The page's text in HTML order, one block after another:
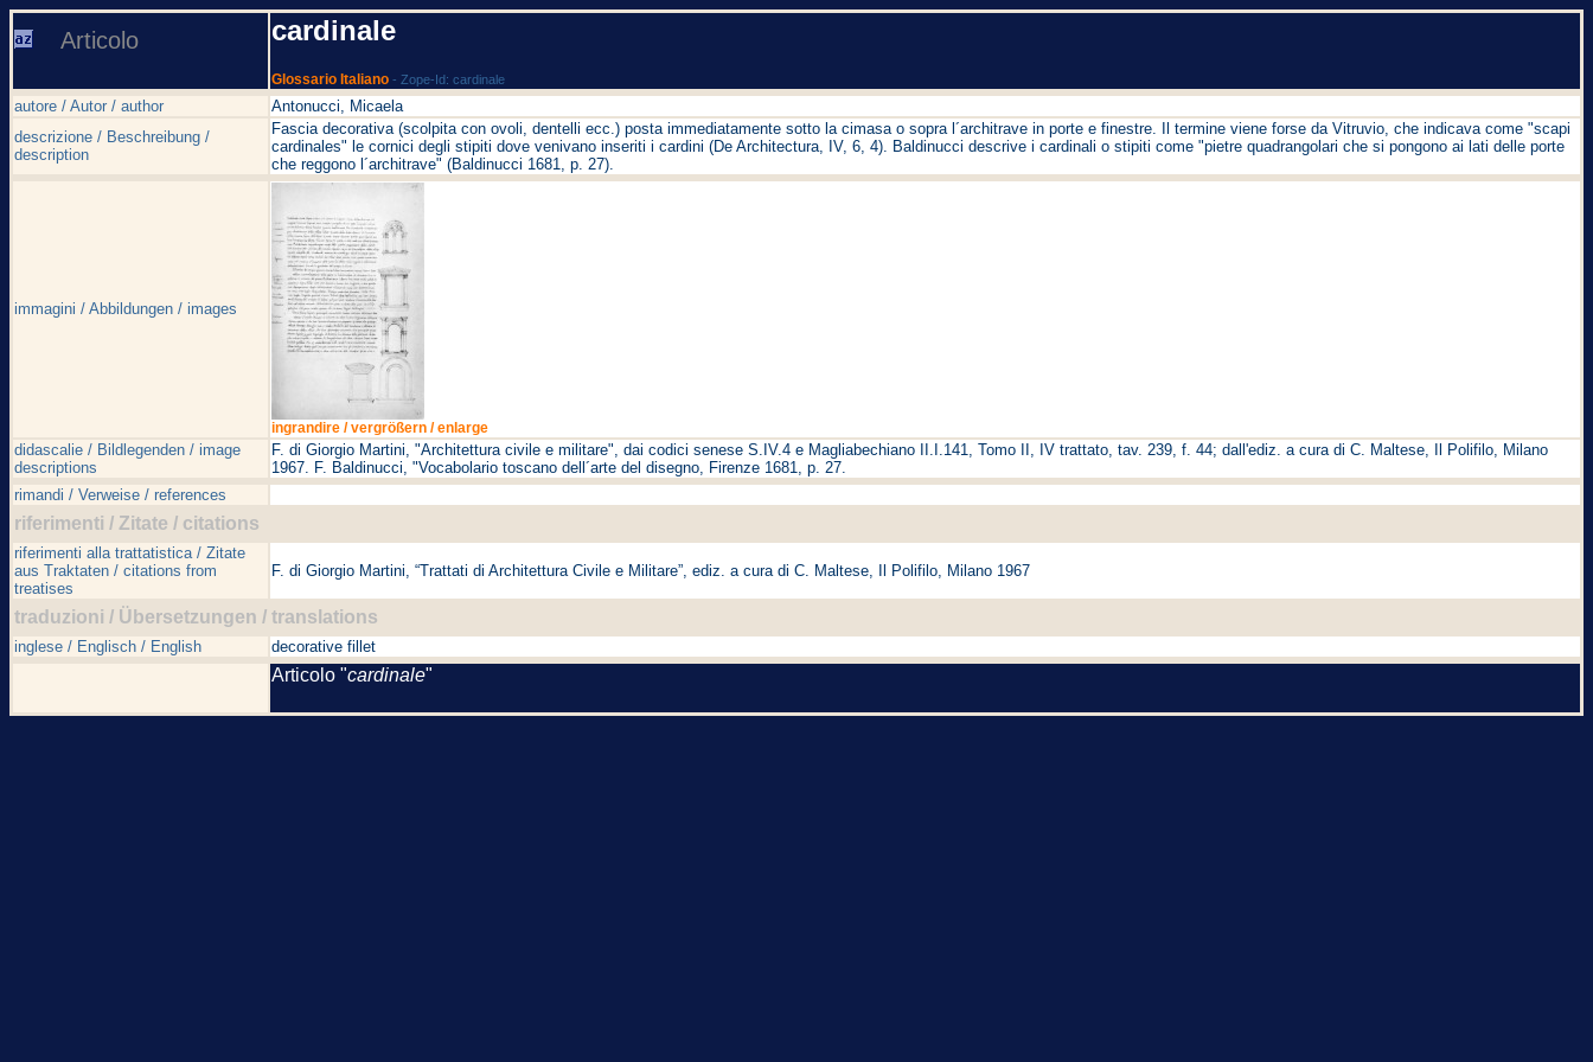
Articolo cardinale
Glossario Italiano - Zope-Id: cardinale
autore / Autor / author
Antonucci, Micaela
descrizione / Beschreibung /
description
Fascia decorativa (scolpita con ovoli, dentelli ecc.) posta immediatamente sotto la cimasa o sopra l´architrave in porte e finestre. Il termine viene forse da Vitruvio, che indicava come "scapi
cardinales" le cornici degli stipiti dove venivano inseriti i cardini (De Architectura, IV, 6, 4). Baldinucci descrive i cardinali o stipiti come "pietre quadrangolari che si pongono ai lati delle porte
che reggono l´architrave" (Baldinucci 1681, p. 27).
immagini / Abbildungen / images
ingrandire / vergrößern / enlarge
didascalie / Bildlegenden / image
descriptions
F. di Giorgio Martini, "Architettura civile e militare", dai codici senese S.IV.4 e Magliabechiano II.I.141, Tomo II, IV trattato, tav. 239, f. 44; dall'ediz. a cura di C. Maltese, Il Polifilo, Milano
1967. F. Baldinucci, "Vocabolario toscano dell´arte del disegno, Firenze 1681, p. 27.
rimandi / Verweise / references
riferimenti / Zitate / citations
riferimenti alla trattatistica / Zitate
aus Traktaten / citations from
treatises
F. di Giorgio Martini, “Trattati di Architettura Civile e Militare”, ediz. a cura di C. Maltese, Il Polifilo, Milano 1967
traduzioni / Übersetzungen / translations
inglese / Englisch / English decorative fillet
Articolo "cardinale"